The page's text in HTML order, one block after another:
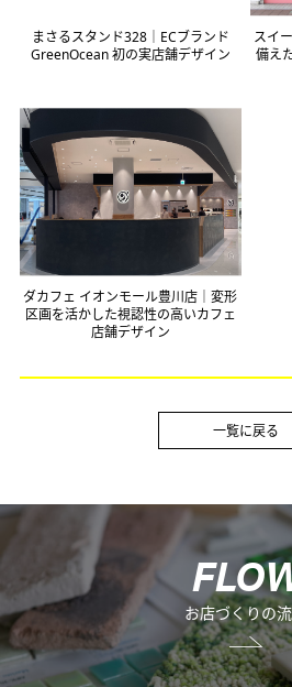
まさるスタンド328｜ECブランド
GreenOcean 初の実店舗デザイン
スイ
備え
ダカフェ イオンモール豊川店｜変形
区画を活かした視認性の高いカフェ
店舗デザイン
一覧に戻る
FLO
お店づくりの